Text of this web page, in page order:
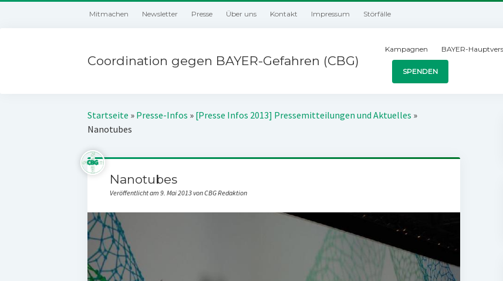
Mitmachen Newsletter Presse Über uns Kontakt Impressum Störfälle
Coordination gegen BAYER-Gefahren (CBG)
Kampagnen BAYER-
SPENDEN
Startseite » Presse-Infos » [Presse Infos 2013] Pressemitteilungen und Aktuelles »
Nanotubes
Nanotubes
Veröffentlicht am 9. Mai 2013 von CBG Redaktion